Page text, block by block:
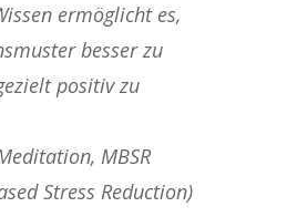
ermöglicht es,
besser zu
positiv zu
MBSR
Stress Reduction)